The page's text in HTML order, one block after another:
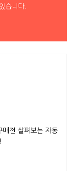
습니다.
매전 살펴보는 자동